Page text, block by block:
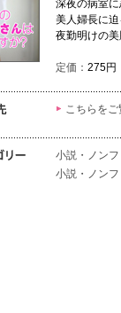
深夜の病室
美人婦長に
夜勤明けの
定価： 275円
こちらを
小説・ノン
小説・ノン